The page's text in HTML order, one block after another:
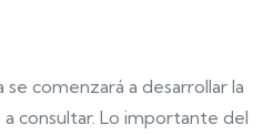
comenzará a desarrollar la
consultar. Lo importante del